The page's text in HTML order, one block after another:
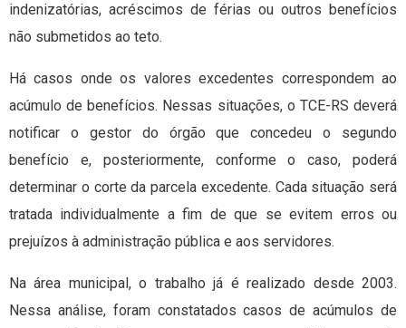
indenizatórias, acréscimos de férias ou outros benefícios
não submetidos ao teto.
Há casos onde os valores excedentes correspondem ao
acúmulo de benefícios. Nessas situações, o TCE-RS deverá
notificar o gestor do órgão que concedeu o segundo
benefício e, posteriormente, conforme o caso, poderá
determinar o corte da parcela excedente. Cada situação será
tratada individualmente a fim de que se evitem erros ou
prejuízos à administração pública e aos servidores.
Na área municipal, o trabalho já é realizado desde 2003.
Nessa análise, foram constatados casos de acúmulos de